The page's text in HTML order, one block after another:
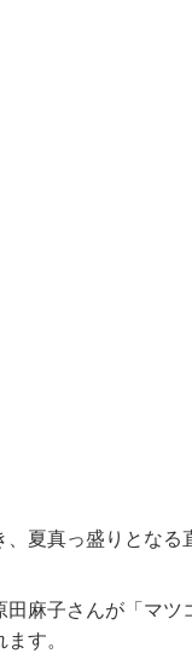
夏真っ盛りとなる
田麻子さんが「マツ
す。